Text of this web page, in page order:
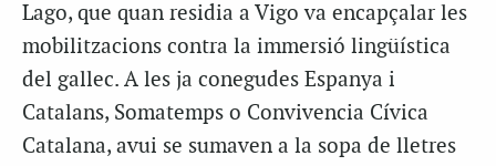
Lago, que quan residia a Vigo va encapçalar les
mobilitzacions contra la immersió lingüística
del gallec. A les ja conegudes Espanya i
Catalans, Somatemps o Convivencia Cívica
Catalana, avui se sumaven a la sopa de lletres